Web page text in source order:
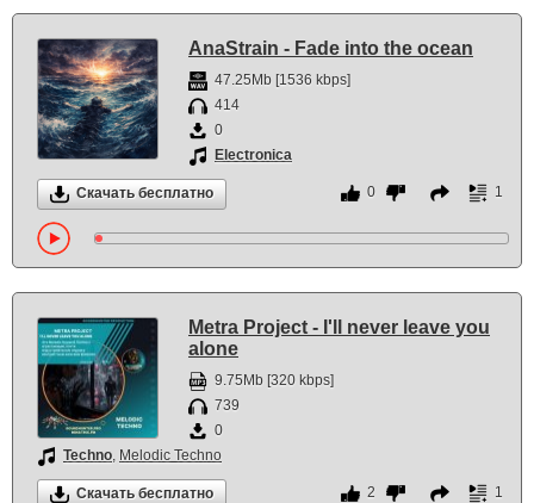
AnaStrain - Fade into the ocean
47.25Mb [1536 kbps]
414
0
Electronica
Скачать бесплатно 0 1
Metra Project - I'll never leave you
alone
9.75Mb [320 kbps]
739
0
Techno, Melodic Techno
Скачать бесплатно 2 1